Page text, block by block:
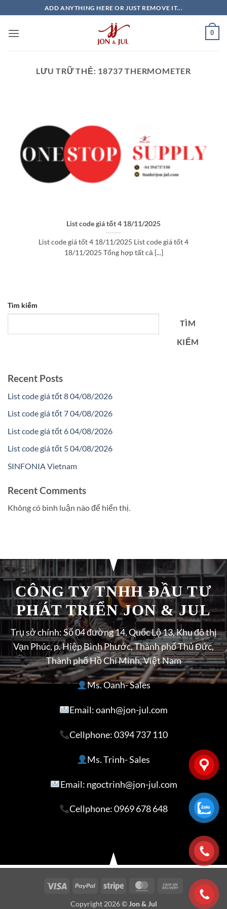
qua
nội
ADD ANYTHING HERE OR JUST REMOVE IT...
0
LƯU TRỮ THẺ: 18737 THERMOMETER
List code giá tốt 4 18/11/2025
List code giá tốt 4 18/11/2025 List code giá tốt 4
18/11/2025 Tổng hợp tất cả [...]
Tìm kiếm
TÌM
KIẾM
Recent Posts
List code giá tốt 8 04/08/2026
List code giá tốt 7 04/08/2026
List code giá tốt 6 04/08/2026
List code giá tốt 5 04/08/2026
SINFONIA Vietnam
Recent Comments
Không có bình luận nào để hiển thị.
CÔNG TY TNHH ĐẦU TƯ
PHÁT TRIỂN JON & JUL
Trụ sở chính: Số 04 đường 14, Quốc Lộ 13, Khu đô thị
Vạn Phúc, p. Hiệp Bình Phước, Thành phố Thủ Đức,
Thành phố Hồ Chí Minh, Việt Nam
Ms. Oanh- Sales
Email: oanh@jon-jul.com
Cellphone:0394 737 110
Ms. Trinh- Sales
Email: ngoctrinh@jon-jul.com
Cellphone:0969 678 648
Visa PayPal Stripe MasterCardCash
On
Copyright 2026 © Jon & Jul